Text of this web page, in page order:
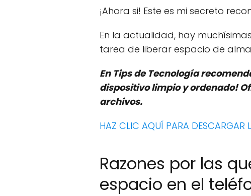
¡Ahora si! Este es mi secreto
En la actualidad, hay
tarea de liberar espacio de
En Tips de Tecnología
dispositivo limpio y ordenado!
archivos.
HAZ CLIC AQUÍ PARA DESCARGAR
Razones por las
espacio en el